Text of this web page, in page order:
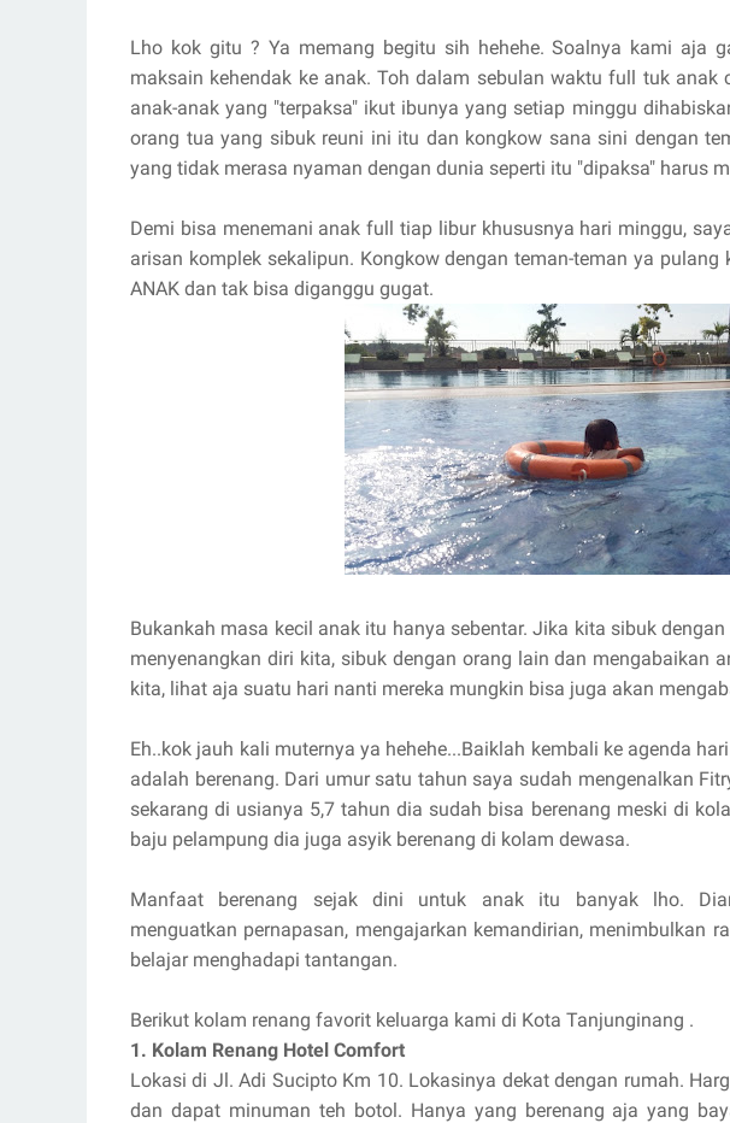
Lho kok gitu ? Ya memang begitu sih hehehe. Soalnya kami aja
maksain kehendak ke anak. Toh dalam sebulan waktu full tuk anak
anak-anak yang "terpaksa" ikut ibunya yang setiap minggu
orang tua yang sibuk reuni ini itu dan kongkow sana sini dengan
yang tidak merasa nyaman dengan dunia seperti itu "dipaksa" harus
Demi bisa menemani anak full tiap libur khususnya hari minggu,
arisan komplek sekalipun. Kongkow dengan teman-teman ya
ANAK dan tak bisa diganggu gugat.
Bukankah masa kecil anak itu hanya sebentar. Jika kita sibuk
menyenangkan diri kita, sibuk dengan orang lain dan mengabaikan
kita, lihat aja suatu hari nanti mereka mungkin bisa juga akan
Eh..kok jauh kali muternya ya hehehe...Baiklah kembali ke agenda
adalah berenang. Dari umur satu tahun saya sudah mengenalkan
sekarang di usianya 5,7 tahun dia sudah bisa berenang meski di
baju pelampung dia juga asyik berenang di kolam dewasa.
Manfaat berenang sejak dini untuk anak itu banyak lho.
menguatkan pernapasan, mengajarkan kemandirian, menimbulkan
belajar menghadapi tantangan.
Berikut kolam renang favorit keluarga kami di Kota Tanjunginang .
1. Kolam Renang Hotel Comfort
Lokasi di Jl. Adi Sucipto Km 10. Lokasinya dekat dengan rumah.
dan dapat minuman teh botol. Hanya yang berenang aja yang